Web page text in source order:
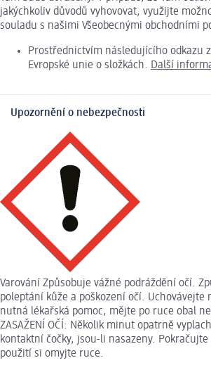
jakýchkoliv důvodů vyhovovat, využijte
souladu s našimi Všeobecnými obchodními
Prostřednictvím následujícího odkazu
Evropské unie o složkách. Další
Upozornění o nebezpečnosti
Varování Způsobuje vážné podráždění očí.
poleptání kůže a poškození očí. Uchovávejte
nutná lékařská pomoc, mějte po ruce obal
ZASAŽENÍ OČÍ: Několik minut opatrně
kontaktní čočky, jsou-li nasazeny.
použití si omyjte ruce.